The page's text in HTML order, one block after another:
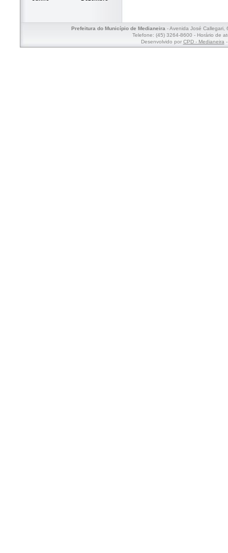
Prefeitura do Município de Medianeira- Avenida José Callegari,
Telefone: (45) 3264-8600 - Horário de
Desenvolvido por CPD - Medianeira-